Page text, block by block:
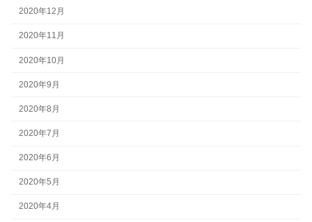
2020年12月
2020年11月
2020年10月
2020年9月
2020年8月
2020年7月
2020年6月
2020年5月
2020年4月